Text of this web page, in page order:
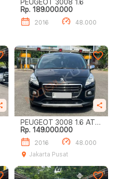
PEUGEOT 3008 1.6
Rp. 189.000.000
2016 48.000
PEUGEOT 3008 1.6 AT
HITAM 2016
Rp. 149.000.000
2016
48.000
Jakarta Pusat